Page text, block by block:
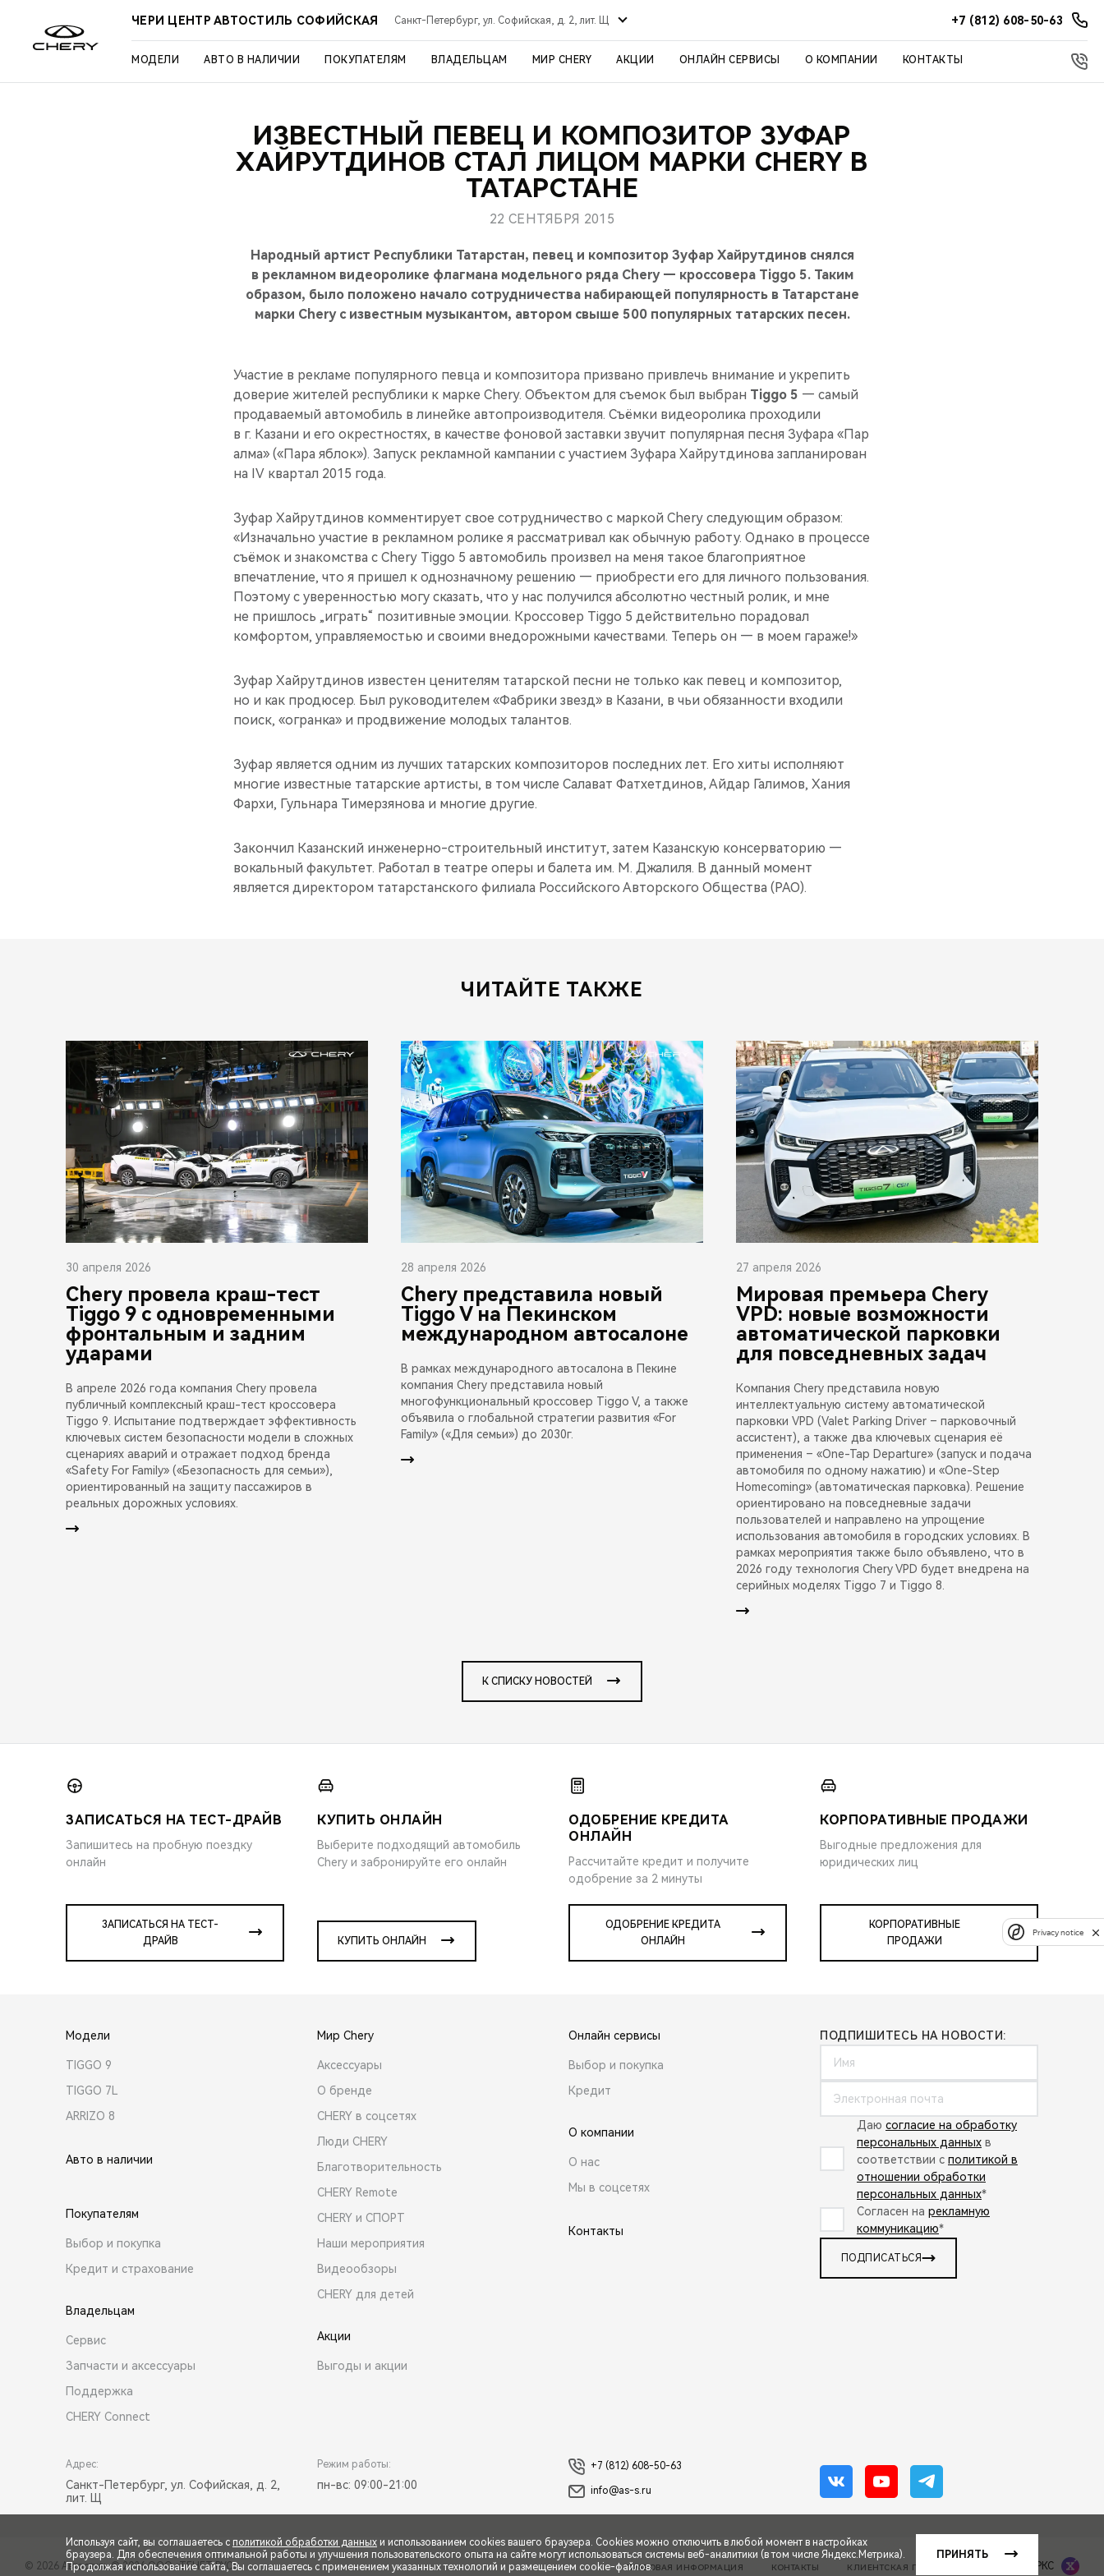
ЧЕРИ ЦЕНТР АВТОСТИЛЬ СОФИЙСКАЯ Санкт-Петербург, ул. Софийская, д. 2, лит. Щ +7 (812) 608-50-63
МОДЕЛИ АВТО В НАЛИЧИИ ПОКУПАТЕЛЯМ ВЛАДЕЛЬЦАМ МИР CHERY АКЦИИ ОНЛАЙН СЕРВИСЫ О КОМПАНИИ КОНТАКТЫ
ИЗВЕСТНЫЙ ПЕВЕЦ И КОМПОЗИТОР ЗУФАР
ХАЙРУТДИНОВ СТАЛ ЛИЦОМ МАРКИ CHERY В
ТАТАРСТАНЕ
22 СЕНТЯБРЯ 2015
Народный артист Республики Татарстан, певец и композитор Зуфар Хайрутдинов снялся
в рекламном видеоролике флагмана модельного ряда Chery — кроссовера Tiggo 5. Таким
образом, было положено начало сотрудничества набирающей популярность в Татарстане
марки Chery с известным музыкантом, автором свыше 500 популярных татарских песен.
Участие в рекламе популярного певца и композитора призвано привлечь внимание и укрепить
доверие жителей республики к марке Chery. Объектом для съемок был выбран Tiggo 5 — самый
продаваемый автомобиль в линейке автопроизводителя. Съёмки видеоролика проходили
в г. Казани и его окрестностях, в качестве фоновой заставки звучит популярная песня Зуфара «Пар
алма» («Пара яблок»). Запуск рекламной кампании с участием Зуфара Хайрутдинова запланирован
на IV квартал 2015 года.
Зуфар Хайрутдинов комментирует свое сотрудничество с маркой Chery следующим образом:
«Изначально участие в рекламном ролике я рассматривал как обычную работу. Однако в процессе
съёмок и знакомства с Chery Tiggo 5 автомобиль произвел на меня такое благоприятное
впечатление, что я пришел к однозначному решению — приобрести его для личного пользования.
Поэтому с уверенностью могу сказать, что у нас получился абсолютно честный ролик, и мне
не пришлось „играть“ позитивные эмоции. Кроссовер Tiggo 5 действительно порадовал
комфортом, управляемостью и своими внедорожными качествами. Теперь он — в моем гараже!»
Зуфар Хайрутдинов известен ценителям татарской песни не только как певец и композитор,
но и как продюсер. Был руководителем «Фабрики звезд» в Казани, в чьи обязанности входили
поиск, «огранка» и продвижение молодых талантов.
Зуфар является одним из лучших татарских композиторов последних лет. Его хиты исполняют
многие известные татарские артисты, в том числе Салават Фатхетдинов, Айдар Галимов, Хания
Фархи, Гульнара Тимерзянова и многие другие.
Закончил Казанский инженерно-строительный институт, затем Казанскую консерваторию —
вокальный факультет. Работал в театре оперы и балета им. М. Джалиля. В данный момент
является директором татарстанского филиала Российского Авторского Общества (РАО).
ЧИТАЙТЕ ТАКЖЕ
30 апреля 2026
Chery провела краш-тест
Tiggo 9 с одновременными
фронтальным и задним
ударами
В апреле 2026 года компания Chery провела
публичный комплексный краш-тест кроссовера
Tiggo 9. Испытание подтверждает эффективность
ключевых систем безопасности модели в сложных
сценариях аварий и отражает подход бренда
«Safety For Family» («Безопасность для семьи»),
ориентированный на защиту пассажиров в
реальных дорожных условиях.
28 апреля 2026
Chery представила новый
Tiggo V на Пекинском
международном автосалоне
В рамках международного автосалона в Пекине
компания Chery представила новый
многофункциональный кроссовер Tiggo V, а также
объявила о глобальной стратегии развития «For
Family» («Для семьи») до 2030г.
27 апреля 2026
Мировая премьера Chery
VPD: новые возможности
автоматической парковки
для повседневных задач
Компания Chery представила новую
интеллектуальную систему автоматической
парковки VPD (Valet Parking Driver – парковочный
ассистент), а также два ключевых сценария её
применения – «One-Tap Departure» (запуск и подача
автомобиля по одному нажатию) и «One-Step
Homecoming» (автоматическая парковка). Решение
ориентировано на повседневные задачи
пользователей и направлено на упрощение
использования автомобиля в городских условиях. В
рамках мероприятия также было объявлено, что в
2026 году технология Chery VPD будет внедрена на
серийных моделях Tiggo 7 и Tiggo 8.
К СПИСКУ НОВОСТЕЙ
ЗАПИСАТЬСЯ НА ТЕСТ-ДРАЙВ
Запишитесь на пробную поездку
онлайн
ЗАПИСАТЬСЯ НА ТЕСТ-
ДРАЙВ
КУПИТЬ ОНЛАЙН
Выберите подходящий автомобиль
Chery и забронируйте его онлайн
КУПИТЬ ОНЛАЙН
ОДОБРЕНИЕ КРЕДИТА
ОНЛАЙН
Рассчитайте кредит и получите
одобрение за 2 минуты
ОДОБРЕНИЕ КРЕДИТА
ОНЛАЙН
КОРПОРАТИВНЫЕ ПРОДАЖИ
Выгодные предложения для
юридических лиц
КОРПОРАТИВНЫЕ
ПРОДАЖИ
Модели
TIGGO 9
TIGGO 7L
ARRIZO 8
Авто в наличии
Покупателям
Выбор и покупка
Кредит и страхование
Владельцам
Сервис
Запчасти и аксессуары
Поддержка
CHERY Connect
Мир Chery
Аксессуары
О бренде
CHERY в соцсетях
Люди CHERY
Благотворительность
CHERY Remote
CHERY и СПОРТ
Наши мероприятия
Видеообзоры
CHERY для детей
Акции
Выгоды и акции
Онлайн сервисы
Выбор и покупка
Кредит
О компании
О нас
Мы в соцсетях
Контакты
ПОДПИШИТЕСЬ НА НОВОСТИ:
Даю согласие на обработку
персональных данных в
соответствии с политикой в
отношении обработки
персональных данных*
Согласен на рекламную
коммуникацию*
ПОДПИСАТЬСЯ
Адрес:
Санкт-Петербург, ул. Софийская, д. 2,
лит. Щ
Режим работы:
пн-вс: 09:00-21:00
+7 (812) 608-50-63
info@as-s.ru
© 2026 Автостиль © 2026 ООО «ТЕНЕТ РУС» ПРАВОВАЯ ИНФОРМАЦИЯ КОНТАКТЫ КЛИЕНТСКАЯ ПОДДЕРЖКА Сделано в ПЕРКС
Используя сайт, вы соглашаетесь с политикой обработки данных и использованием cookies вашего браузера. Cookies можно отключить в любой момент в настройках
браузера. Для обеспечения оптимальной работы и улучшения пользовательского опыта на сайте могут использоваться системы веб-аналитики (в том числе Яндекс.Метрика).
Продолжая использование сайта, Вы соглашаетесь с применением указанных технологий и размещением cookie-файлов.
ПРИНЯТЬ
Privacy notice